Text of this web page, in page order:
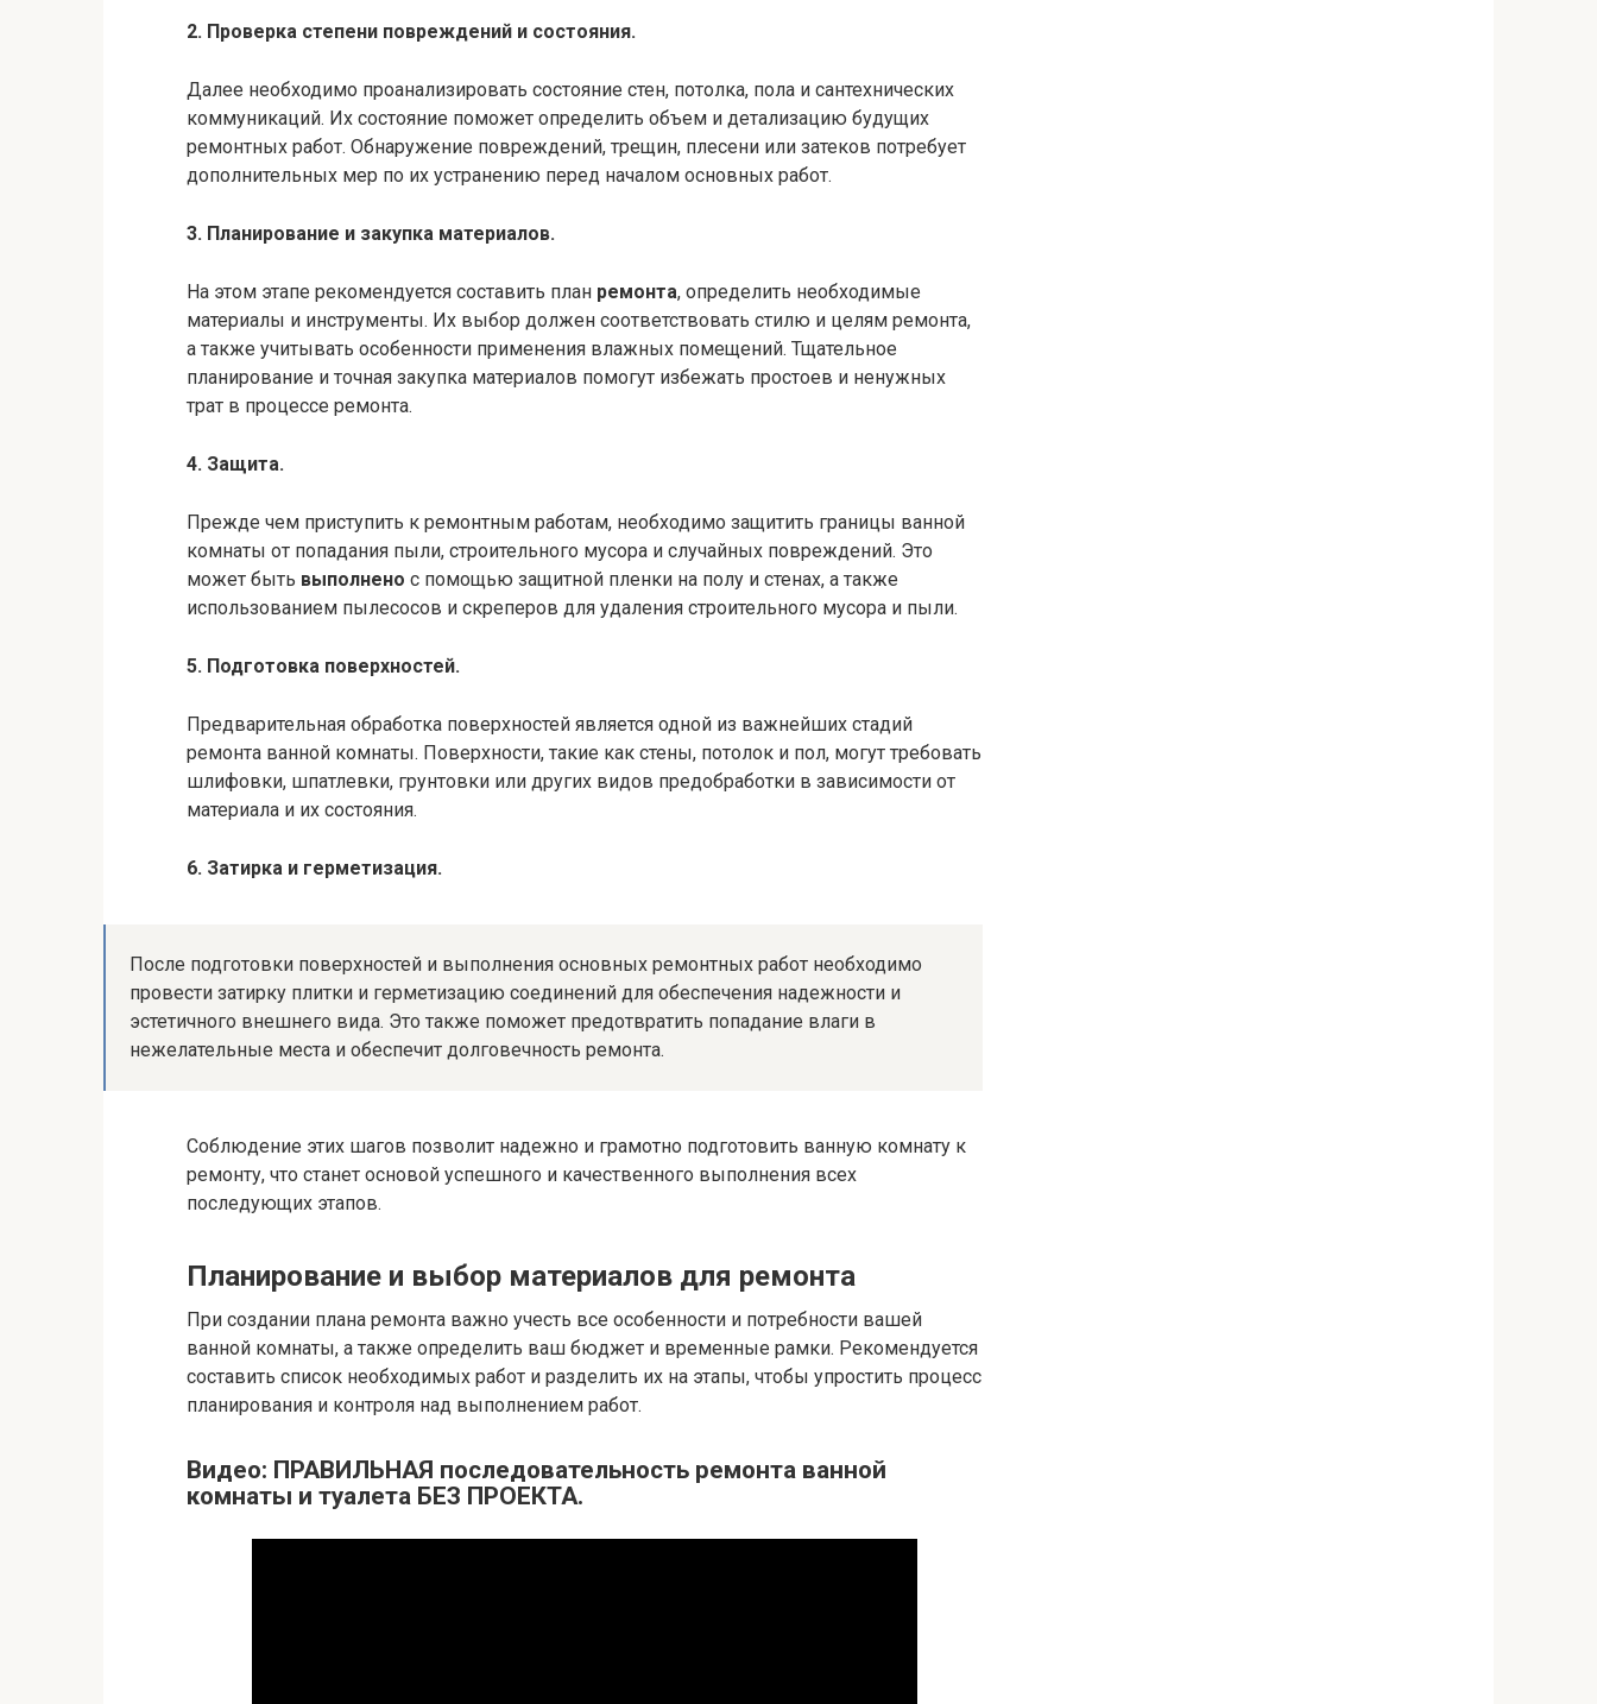
2. Проверка степени повреждений и состояния.
Далее необходимо проанализировать состояние стен, потолка, пола и сантехнических
коммуникаций. Их состояние поможет определить объем и детализацию будущих
ремонтных работ. Обнаружение повреждений, трещин, плесени или затеков потребует
дополнительных мер по их устранению перед началом основных работ.
3. Планирование и закупка материалов.
На этом этапе рекомендуется составить план ремонта, определить необходимые
материалы и инструменты. Их выбор должен соответствовать стилю и целям ремонта,
а также учитывать особенности применения влажных помещений. Тщательное
планирование и точная закупка материалов помогут избежать простоев и ненужных
трат в процессе ремонта.
4. Защита.
Прежде чем приступить к ремонтным работам, необходимо защитить границы ванной
комнаты от попадания пыли, строительного мусора и случайных повреждений. Это
может быть выполнено с помощью защитной пленки на полу и стенах, а также
использованием пылесосов и скреперов для удаления строительного мусора и пыли.
5. Подготовка поверхностей.
Предварительная обработка поверхностей является одной из важнейших стадий
ремонта ванной комнаты. Поверхности, такие как стены, потолок и пол, могут требовать
шлифовки, шпатлевки, грунтовки или других видов предобработки в зависимости от
материала и их состояния.
6. Затирка и герметизация.
После подготовки поверхностей и выполнения основных ремонтных работ необходимо
провести затирку плитки и герметизацию соединений для обеспечения надежности и
эстетичного внешнего вида. Это также поможет предотвратить попадание влаги в
нежелательные места и обеспечит долговечность ремонта.
Соблюдение этих шагов позволит надежно и грамотно подготовить ванную комнату к
ремонту, что станет основой успешного и качественного выполнения всех
последующих этапов.
Планирование и выбор материалов для ремонта
При создании плана ремонта важно учесть все особенности и потребности вашей
ванной комнаты, а также определить ваш бюджет и временные рамки. Рекомендуется
составить список необходимых работ и разделить их на этапы, чтобы упростить процесс
планирования и контроля над выполнением работ.
Видео: ПРАВИЛЬНАЯ последовательность ремонта ванной
комнаты и туалета БЕЗ ПРОЕКТА.